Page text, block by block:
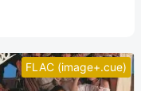
FLAC (image+.cue)